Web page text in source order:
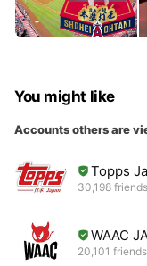
You might like
Accounts others are
Topps
30,198 friends
WAAC
20,101 friends